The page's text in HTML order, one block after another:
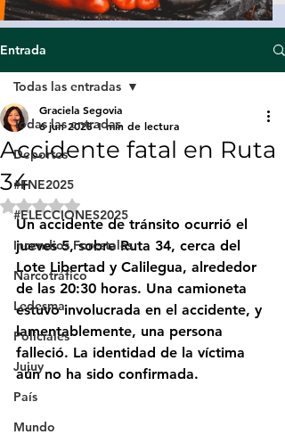
Entrada
Todas las entradas
Deportes
#FNE2025
#ELECCIONES2025
Incendios Forestales
Narcotráfico
Ledesma
Policiales
Jujuy
País
Mundo
Todas las entradas
Accidente fatal en Ruta
34
Graciela Segovia
6 jun 2025 1 min de lectura
Obtuvo NaN de 5 estrellas.
Un accidente de tránsito ocurrió el
jueves 5, sobre Ruta 34, cerca del
Lote Libertad y Calilegua, alrededor
de las 20:30 horas. Una camioneta
estuvo involucrada en el accidente, y
lamentablemente, una persona
falleció. La identidad de la víctima
aún no ha sido confirmada.